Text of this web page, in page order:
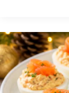
Huevos
cocidos
rellenos
de
salmón